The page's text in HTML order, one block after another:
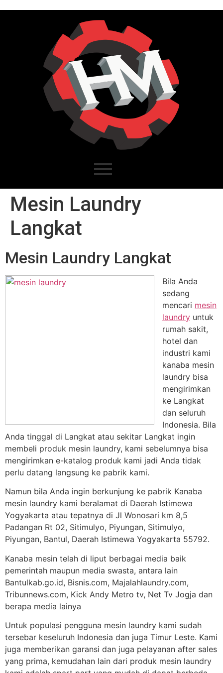
Mesin Laundry
Langkat
Mesin Laundry Langkat
Bila Anda
sedang
mencari mesin
laundry untuk
rumah sakit,
hotel dan
industri kami
kanaba mesin
laundry bisa
mengirimkan
ke Langkat
dan seluruh
Indonesia. Bila
Anda tinggal di Langkat atau sekitar Langkat ingin
membeli produk mesin laundry, kami sebelumnya bisa
mengirimkan e-katalog produk kami jadi Anda tidak
perlu datang langsung ke pabrik kami.
Namun bila Anda ingin berkunjung ke pabrik Kanaba
mesin laundry kami beralamat di Daerah Istimewa
Yogyakarta atau tepatnya di Jl Wonosari km 8,5
Padangan Rt 02, Sitimulyo, Piyungan, Sitimulyo,
Piyungan, Bantul, Daerah Istimewa Yogyakarta 55792.
Kanaba mesin telah di liput berbagai media baik
pemerintah maupun media swasta, antara lain
Bantulkab.go.id, Bisnis.com, Majalahlaundry.com,
Tribunnews.com, Kick Andy Metro tv, Net Tv Jogja dan
berapa media lainya
Untuk populasi pengguna mesin laundry kami sudah
tersebar keseluruh Indonesia dan juga Timur Leste. Kami
juga memberikan garansi dan juga pelayanan after sales
yang prima, kemudahan lain dari produk mesin laundry